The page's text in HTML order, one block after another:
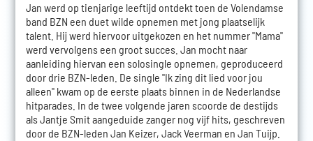
Jan werd op tienjarige leeftijd ontdekt toen de Volendamse
band BZN een duet wilde opnemen met jong plaatselijk
talent. Hij werd hiervoor uitgekozen en het nummer "Mama"
werd vervolgens een groot succes. Jan mocht naar
aanleiding hiervan een solosingle opnemen, geproduceerd
door drie BZN-leden. De single "Ik zing dit lied voor jou
alleen" kwam op de eerste plaats binnen in de Nederlandse
hitparades. In de twee volgende jaren scoorde de destijds
als Jantje Smit aangeduide zanger nog vijf hits, geschreven
door de BZN-leden Jan Keizer, Jack Veerman en Jan Tuijp.